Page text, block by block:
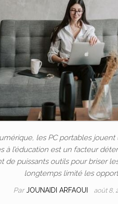
les PC portables
à l’éducation est un facteur
de puissants outils pour briser
longtemps limité les
ParJOUNAIDI ARFAOUI août 8,